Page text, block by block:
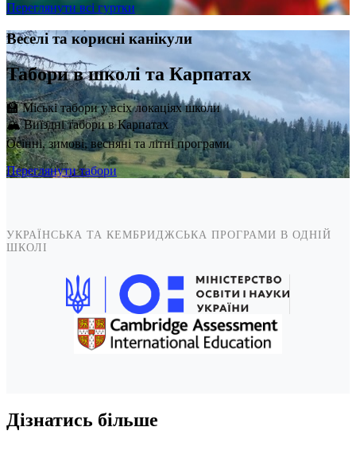
Переглянути всі гуртки
Веселі та корисні канікули
Табори в школі та Карпатах
🏫 Міські табори у всіх локаціях школи
🏔️ Виїздні табори в Карпатах
Осінні, зимові, весняні та літні програми
Переглянути табори
УКРАЇНСЬКА ТА КЕМБРИДЖСЬКА ПРОГРАМИ В ОДНІЙ
ШКОЛІ
Дізнатись більше